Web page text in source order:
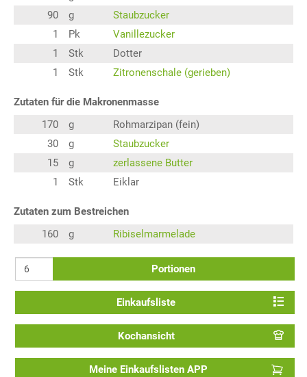
90
g
Staubzucker
1
Pk
Vanillezucker
1
Stk
Dotter
1
Stk Zitronenschale (gerieben)
Zutaten für die Makronenmasse
170
g
Rohmarzipan (fein)
30
g
Staubzucker
15
g
zerlassene Butter
1
Stk Eiklar
Zutaten zum Bestreichen
160
g Ribiselmarmelade
Portionen
Einkaufsliste
Kochansicht
Meine Einkaufslisten APP